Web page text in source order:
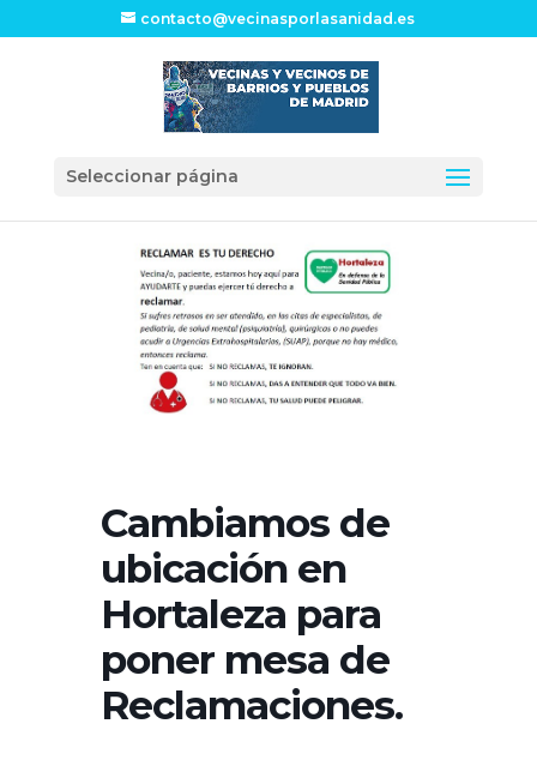
contacto@vecinasporlasanidad.es
Seleccionar página
Cambiamos de
ubicación en
Hortaleza para
poner mesa de
Reclamaciones.